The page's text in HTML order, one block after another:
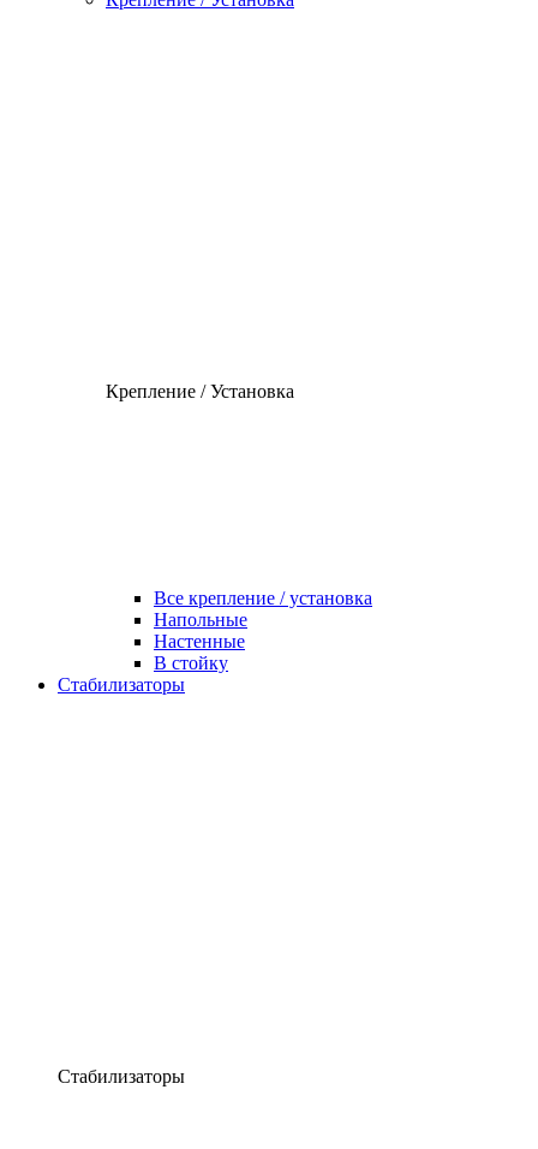
Крепление / Установка
Все крепление / установка
Напольные
Настенные
В стойку
Стабилизаторы
Стабилизаторы